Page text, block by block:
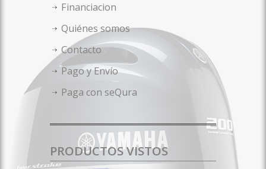
Financiacion
Quiénes somos
Contacto
Pago y Envío
Paga con seQura
PRODUCTOS VISTOS